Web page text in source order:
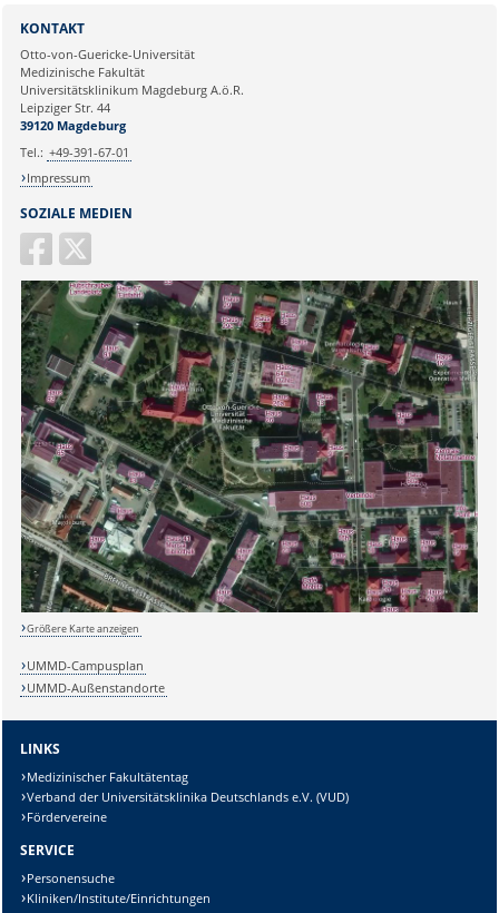
Ihre E-Mailadresse:
Ihr Anliegen:
Sicherheitsabfrage:
Lösung:
SOZIALE MEDIEN
KONTAKT
Otto-von-Guericke-Universität
Medizinische Fakultät
Universitätsklinikum Magdeburg A.ö.R.
Leipziger Str. 44
39120 Magdeburg
Tel.: +49-391-67-01
Impressum
Größere Karte anzeigen
UMMD-Campusplan
UMMD-Außenstandorte
LINKS
Medizinischer Fakultätentag
Verband der Universitätsklinika Deutschlands e.V. (VUD)
Fördervereine
SERVICE
Personensuche
Kliniken/Institute/Einrichtungen